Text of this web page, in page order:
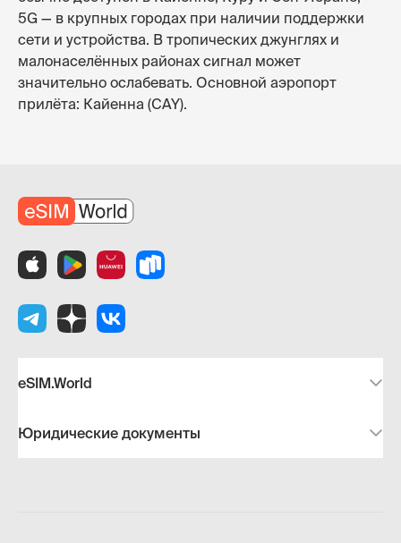
5G — в крупных городах при наличии поддержки
сети и устройства. В тропических джунглях и
малонаселённых районах сигнал может
значительно ослабевать. Основной аэропорт
прилёта: Кайенна (CAY).
eSIM.World
Юридические документы